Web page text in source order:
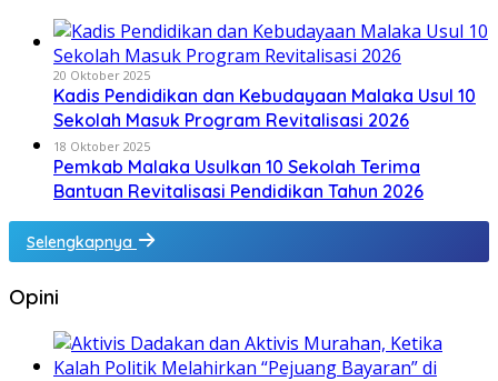
20 Oktober 2025
Kadis Pendidikan dan Kebudayaan Malaka Usul 10
Sekolah Masuk Program Revitalisasi 2026
18 Oktober 2025
Pemkab Malaka Usulkan 10 Sekolah Terima
Bantuan Revitalisasi Pendidikan Tahun 2026
Selengkapnya
Opini